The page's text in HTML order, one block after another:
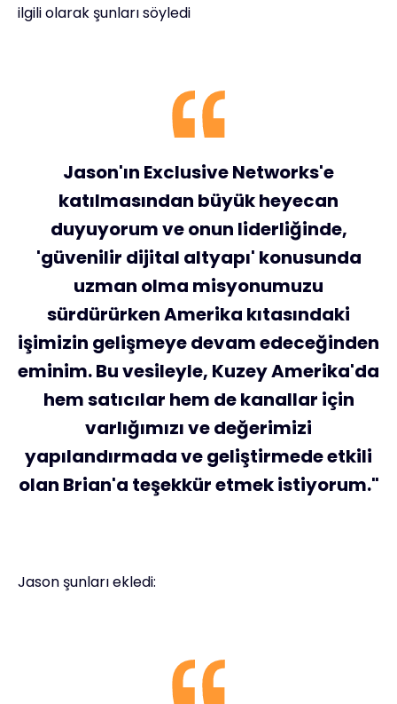
ilgili olarak şunları söyledi
Jason'ın Exclusive Networks'e
katılmasından büyük heyecan
duyuyorum ve onun liderliğinde,
'güvenilir dijital altyapı' konusunda
uzman olma misyonumuzu
sürdürürken Amerika kıtasındaki
işimizin gelişmeye devam edeceğinden
eminim. Bu vesileyle, Kuzey Amerika'da
hem satıcılar hem de kanallar için
varlığımızı ve değerimizi
yapılandırmada ve geliştirmede etkili
olan Brian'a teşekkür etmek istiyorum."
Jason şunları ekledi: